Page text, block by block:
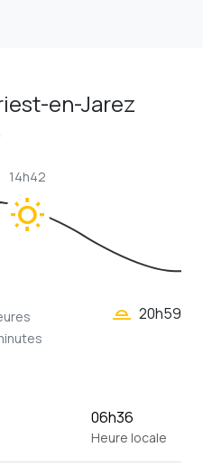
en-Jarez
wb_sunny
14h42
wb_twilight_2 20h59
06h36
Heure locale